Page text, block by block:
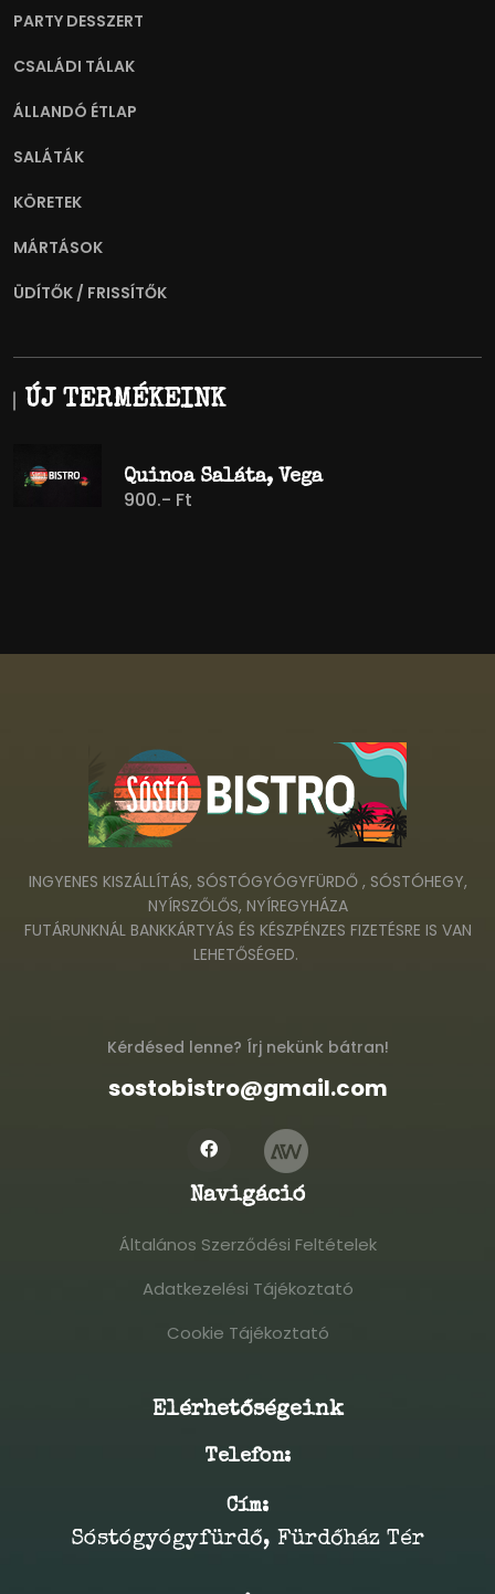
PARTY DESSZERT
CSALÁDI TÁLAK
ÁLLANDÓ ÉTLAP
SALÁTÁK
KÖRETEK
MÁRTÁSOK
ÜDÍTŐK / FRISSÍTŐK
ÚJ TERMÉKEINK
Quinoa Saláta, Vega
900.- Ft
INGYENES KISZÁLLÍTÁS, SÓSTÓGYÓGYFÜRDŐ , SÓSTÓHEGY,
NYÍRSZŐLŐS, NYÍREGYHÁZA
FUTÁRUNKNÁL BANKKÁRTYÁS ÉS KÉSZPÉNZES FIZETÉSRE IS VAN
LEHETŐSÉGED.
Kérdésed lenne? Írj nekünk bátran!
sostobistro@gmail.com
Navigáció
Általános Szerződési Feltételek
Adatkezelési Tájékoztató
Cookie Tájékoztató
Elérhetőségeink
Telefon:
Cím:
Sóstógyógyfürdő, Fürdőház Tér